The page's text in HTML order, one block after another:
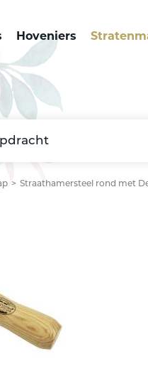
Hoveniers
Straathamersteel rond met